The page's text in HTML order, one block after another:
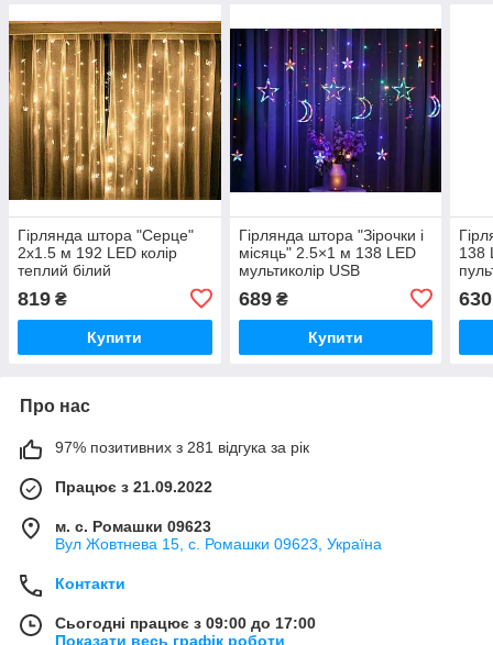
Гірлянда штора "Серце"
2x1.5 м 192 LED колір
теплий білий
819 ₴
Купити
Гірлянда штора "Зірочки і
місяць" 2.5×1 м 138 LED
мультиколір USB
689₴
Купити
138
630
Про нас
97% позитивних з 281 відгука за рік
Працює з 21.09.2022
м. с. Ромашки 09623
Вул Жовтнева 15, с. Ромашки 09623, Україна
Контакти
Сьогодні працює з 09:00 до 17:00
Показати весь графік роботи